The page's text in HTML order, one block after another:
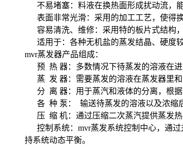
不易堵塞：料液在换热面形成扰动流，能
表面非常光滑：采用的加工工艺，使得换
容易清洗、维修：采用特的板片式结构，
适用于：各种无机盐的蒸发结晶、硬度较
mvr蒸发器产品组成：
预 热 器：多数情况下待蒸发的溶液在进
蒸 发 器：需要蒸发的溶液在蒸发器里和
分 离 器：用于蒸汽和液体的分离，根据
各 种 泵： 输送待蒸发的溶液以及浓缩后
压 缩 机：通过压缩二次蒸汽提供蒸发热
控制系统：mvr蒸发系统控制中心，通过
持系统动态平衡。